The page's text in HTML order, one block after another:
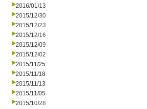
2016/01/13
2015/12/30
2015/12/23
2015/12/16
2015/12/09
2015/12/02
2015/11/25
2015/11/18
2015/11/13
2015/11/05
2015/10/28